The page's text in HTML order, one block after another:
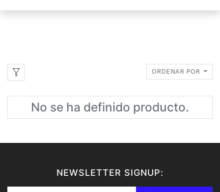
ORDENAR POR
No se ha definido producto.
NEWSLETTER SIGNUP: